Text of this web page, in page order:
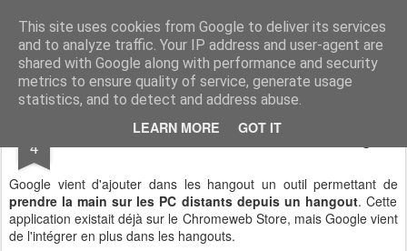
This site uses cookies from Google to deliver its services
and to analyze traffic. Your IP address and user-agent are
shared with Google along with performance and security
metrics to ensure quality of service, generate usage
statistics, and to detect and address abuse.
LEARN MORE GOT IT
Vivasoft - Revendeur Intégrateur Google apps et Zoho CRM
Accueil Découvrez tous nos produits Contactez-nous
4 Prise de main à distance avec un Hangout
Google vient d'ajouter dans les hangout un outil permettant de
prendre la main sur les PC distants depuis un hangout. Cette
application existait déjà sur le Chromeweb Store, mais Google vient
de l'intégrer en plus dans les hangouts.